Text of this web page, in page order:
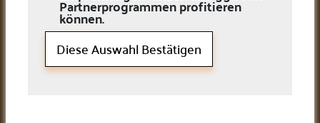
helpdesk@mm-frankfurt.de
+49 (0) 069 260 90 656
+49 (0) 069 260 90 657
Roßmarkt 10 (Steinwegpassage), 60311/Frankfurt am Main,
Partnerprogrammen profitieren
können.
Diese Auswahl Bestätigen